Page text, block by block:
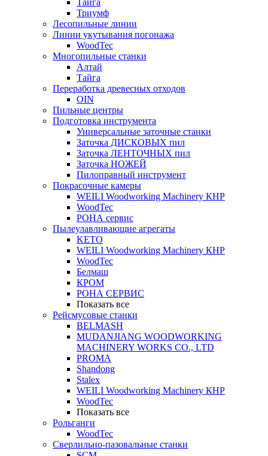
Тайга
Триумф
Лесопильные линии
Линии укутывания погонажа
WoodTec
Многопильные станки
Алтай
Тайга
Переработка древесных отходов
OIN
Пильные центры
Подготовка инструмента
Универсальные заточные станки
Заточка ДИСКОВЫХ пил
Заточка ЛЕНТОЧНЫХ пил
Заточка НОЖЕЙ
Пилоправный инструмент
Покрасочные камеры
WEILI Woodworking Machinery КНР
WoodTec
РОНА сервис
Пылеулавливающие агрегаты
KETO
WEILI Woodworking Machinery КНР
WoodTec
Белмаш
КРОМ
РОНА СЕРВИС
Показать все
Рейсмусовые станки
BELMASH
MUDANJIANG WOODWORKING
MACHINERY WORKS CO., LTD
PROMA
Shandong
Stalex
WEILI Woodworking Machinery КНР
WoodTec
Показать все
Рольганги
WoodTec
Сверлильно-пазовальные станки